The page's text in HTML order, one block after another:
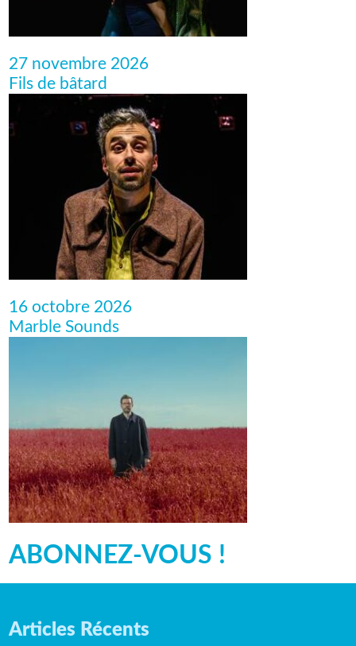
27 novembre 2026
Fils de bâtard
16 octobre 2026
Marble Sounds
ABONNEZ-VOUS !
Articles Récents